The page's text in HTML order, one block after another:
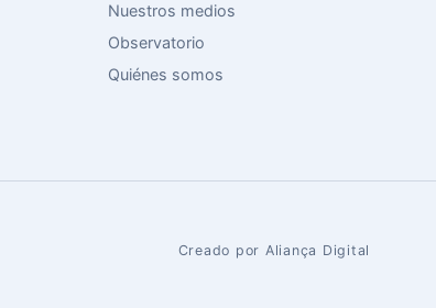
Nuestros medios
Observatorio
Quiénes somos
Creado por Aliança Digital